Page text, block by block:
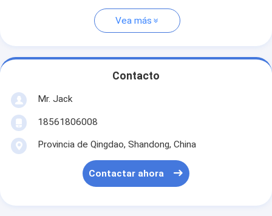
Vea más
Contacto
Mr. Jack
18561806008
Provincia de Qingdao, Shandong, China
Contactar ahora